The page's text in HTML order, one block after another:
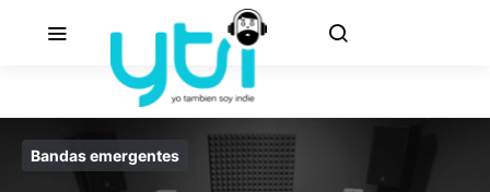
Bandas emergentes